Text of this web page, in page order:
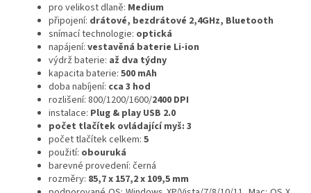
pro velikost dlaně: Medium
připojení: drátové, bezdrátové 2,4GHz, Bluetooth
snímací technologie: optická
napájení: vestavěná baterie Li-ion
výdrž baterie: až dva týdny
kapacita baterie: 500 mAh
doba nabíjení: cca 3 hod
rozlišení: 800/1200/1600/2400 DPI
instalace: Plug & play USB 2.0
počet tlačítek ovládající myš: 3
počet tlačítek celkem: 5
použití: obouruká
barevné provedení: černá
rozměry: 85,7 x 157,2 x 109,5 mm